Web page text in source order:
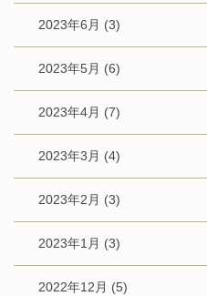
2023年6月 (3)
2023年5月 (6)
2023年4月 (7)
2023年3月 (4)
2023年2月 (3)
2023年1月 (3)
2022年12月 (5)